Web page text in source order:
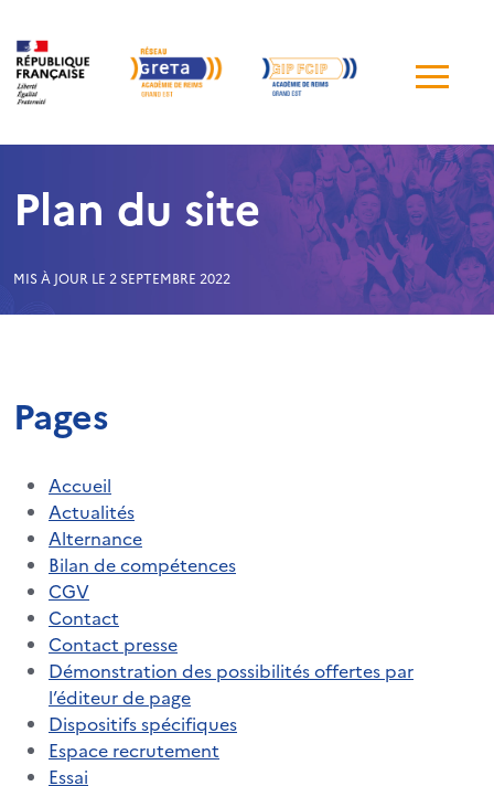
de
Plan du site
MIS À JOUR LE 2 SEPTEMBRE 2022
Pages
Accueil
Actualités
Alternance
Bilan de compétences
CGV
Contact
Contact presse
Démonstration des possibilités offertes par
l’éditeur de page
Dispositifs spécifiques
Espace recrutement
Essai